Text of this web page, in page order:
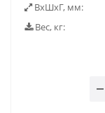
ВxШxГ, мм:
Вес, кг: